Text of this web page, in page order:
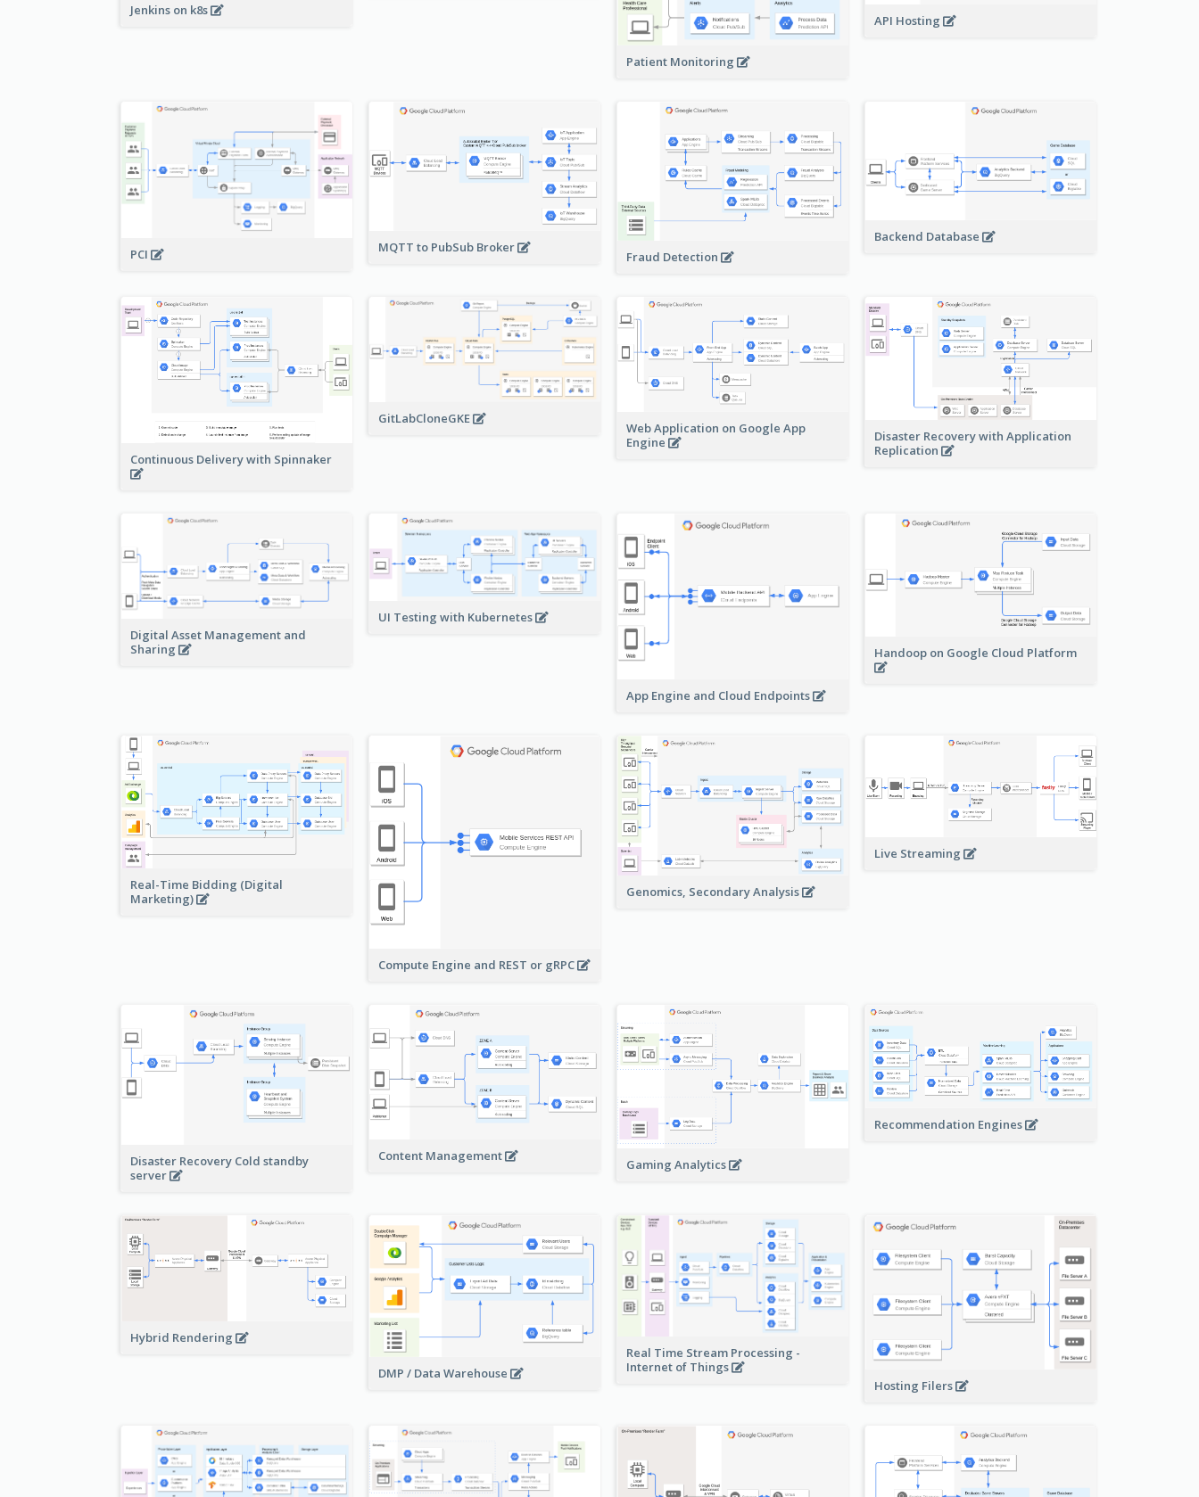
Jenkins on k8s
Patient Monitoring
API Hosting
PCI MQTT to PubSub Broker
Fraud Detection
Backend Database
Continuous Delivery with Spinnaker
GitLabCloneGKE
Web Application on Google App
Engine
Disaster Recovery with Application
Replication
Digital Asset Management and
Sharing
UI Testing with Kubernetes
App Engine and Cloud Endpoints
Handoop on Google Cloud Platform
Real-Time Bidding (Digital
Marketing)
Compute Engine and REST or gRPC
Genomics, Secondary Analysis
Live Streaming
Disaster Recovery Cold standby
server
Content Management
Gaming Analytics
Recommendation Engines
Hybrid Rendering
DMP / Data Warehouse
Real Time Stream Processing -
Internet of Things
Hosting Filers